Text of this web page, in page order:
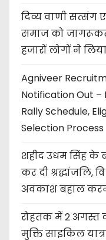
दिव्य वाणी सत्संग
समाज को
हजारों लोगों ने
Agniveer
Notification Out –
Rally Schedule,
Selection Process
शहीद उधम सिंह के
कर दी श्रद्धांजलि,
अवकाश बहाल
रोहतक में 2 अगस्त
मुक्ति साइकिल